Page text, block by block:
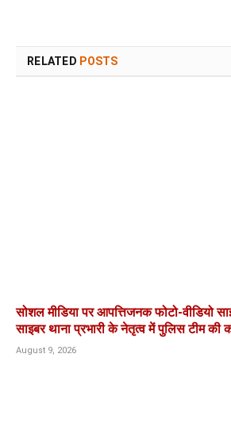
RELATED POSTS
सोशल मीडिया पर आपत्तिजनक फोटो-वीडियो
साइबर थाना प्रभारी के नेतृत्व में पुलिस टीम की
August 9, 2026